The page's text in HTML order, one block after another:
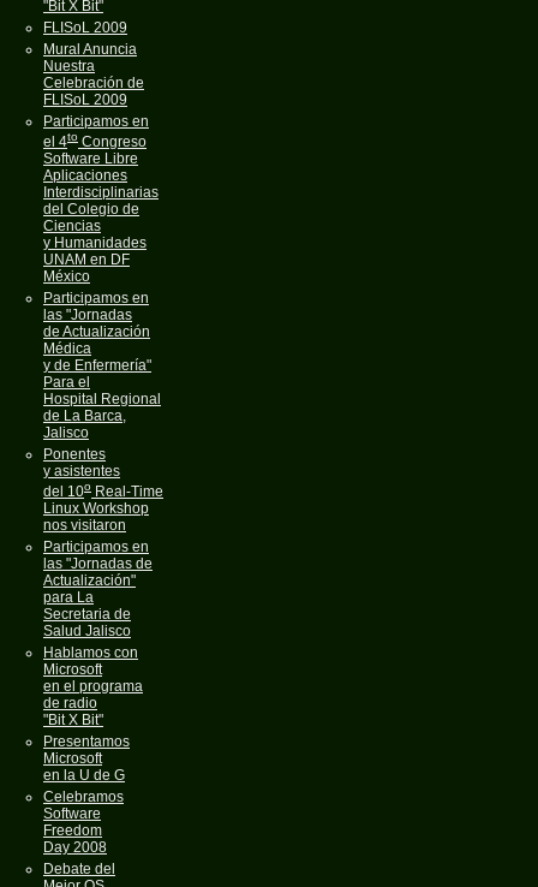
"Bit X Bit"
FLISoL 2009
Mural Anuncia
Nuestra
Celebración de
FLISoL 2009
Participamos en
el 4to Congreso
Software Libre
Aplicaciones
Interdisciplinarias
del Colegio de
Ciencias
y Humanidades
UNAM en DF
México
Participamos en
las "Jornadas
de Actualización
Médica
y de Enfermería"
Para el
Hospital Regional
de La Barca,
Jalisco
Ponentes
y asistentes
del 10o Real-Time
Linux Workshop
nos visitaron
Participamos en
las "Jornadas de
Actualización"
para La
Secretaria de
Salud Jalisco
Hablamos con
Microsoft
en el programa
de radio
"Bit X Bit"
Presentamos
Microsoft
en la U de G
Celebramos
Software
Freedom
Day 2008
Debate del